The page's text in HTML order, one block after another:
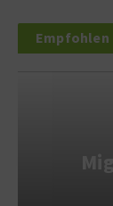
Empfohlen